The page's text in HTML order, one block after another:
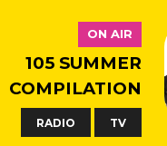
ON AIR
105 SUMMER
COMPILATION
RADIO TV